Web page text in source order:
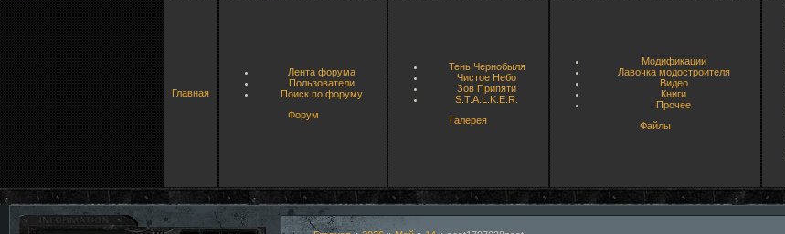
Главная
Лента форума
Пользователи
Поиск по форуму
Форум
Тень Чернобыля
Чистое Небо
Зов Припяти
S.T.A.L.K.E.R.
Галерея
Модификации
Лавочка модостроителя
Видео
Книги
Прочее
Файлы